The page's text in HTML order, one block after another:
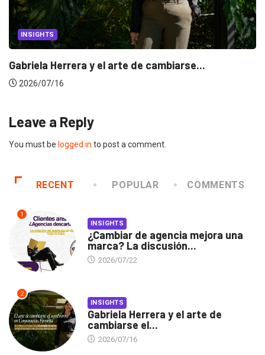
INSIGHTS
Gabriela Herrera y el arte de cambiarse...
2026/07/16
Leave a Reply
You must be logged in to post a comment.
RECENT POPULAR COMMENTS
1
INSIGHTS
¿Cambiar de agencia mejora una
marca? La discusión...
2026/07/22
2
INSIGHTS
Gabriela Herrera y el arte de
cambiarse el...
2026/07/16